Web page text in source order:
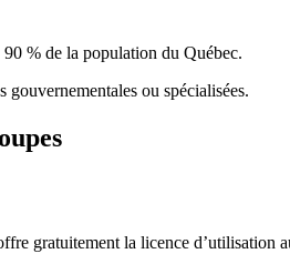
% de la population du Québec.
ou spécialisées.
gratuitement la licence d’utilisation